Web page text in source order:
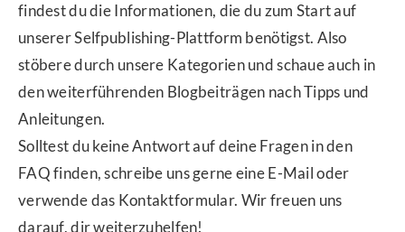
findest du die Informationen, die du zum Start auf
unserer Selfpublishing-Plattform benötigst. Also
stöbere durch unsere Kategorien und schaue auch in
den weiterführenden Blogbeiträgen nach Tipps und
Anleitungen.
Solltest du keine Antwort auf deine Fragen in den
FAQ finden, schreibe uns gerne eine E-Mail oder
verwende das Kontaktformular. Wir freuen uns
darauf, dir weiterzuhelfen!